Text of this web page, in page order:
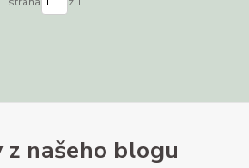
z našeho blogu